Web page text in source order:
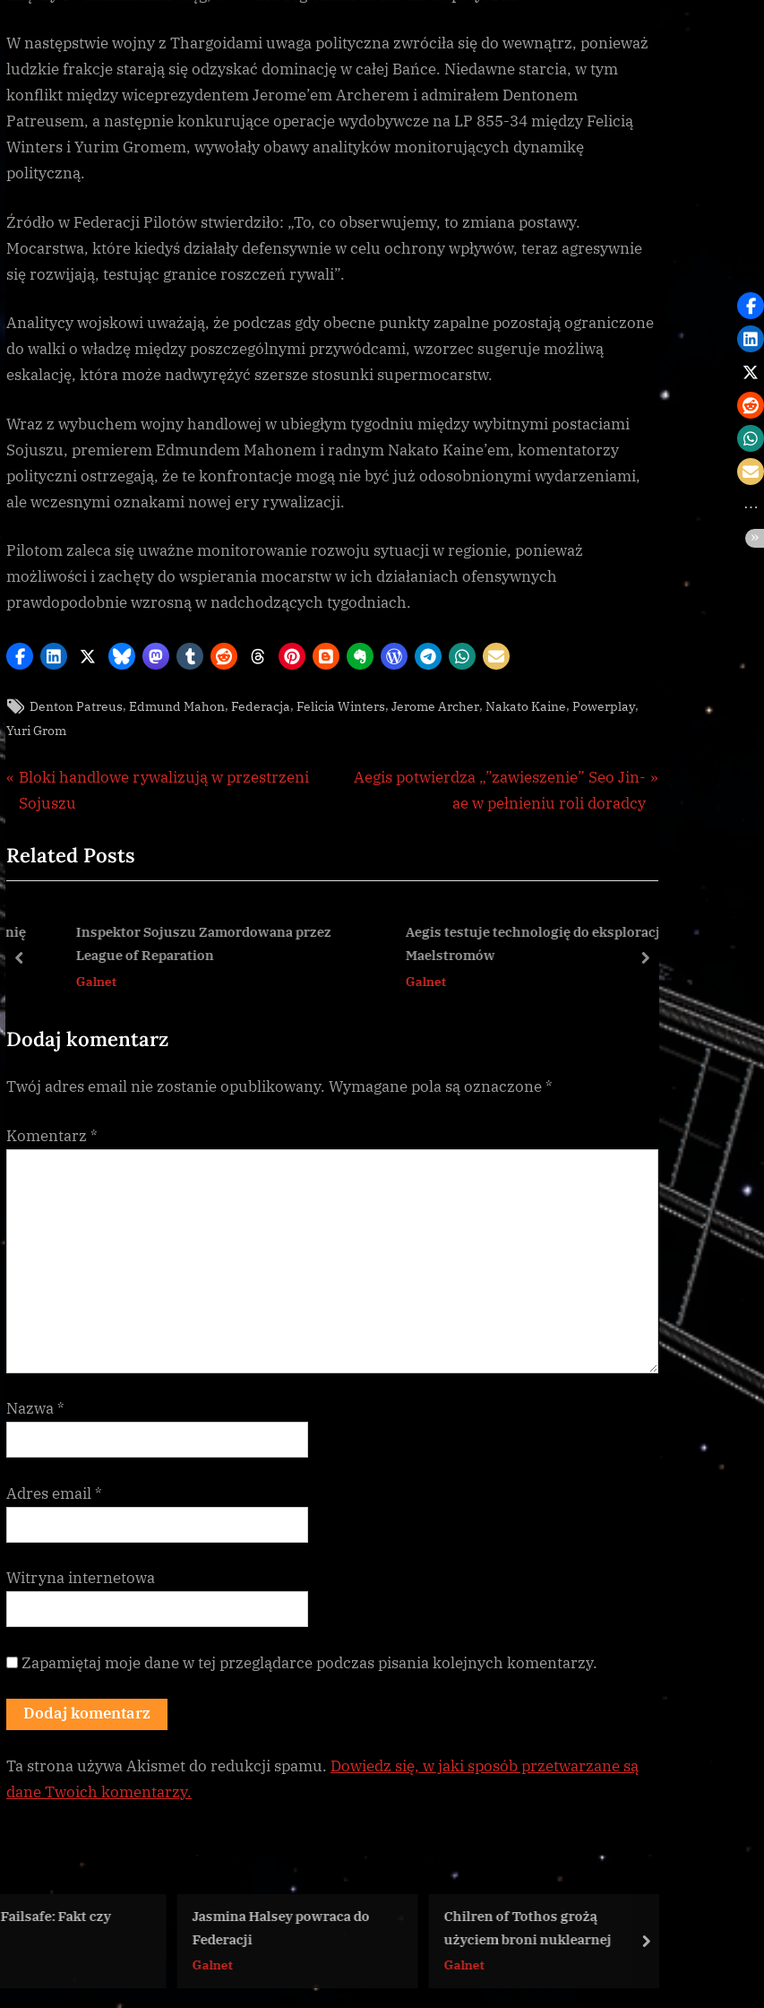
W następstwie wojny z Thargoidami uwaga polityczna zwróciła się do wewnątrz, ponieważ
ludzkie frakcje starają się odzyskać dominację w całej Bańce. Niedawne starcia, w tym
konflikt między wiceprezydentem Jerome’em Archerem i admirałem Dentonem
Patreusem, a następnie konkurujące operacje wydobywcze na LP 855-34 między Felicią
Winters i Yurim Gromem, wywołały obawy analityków monitorujących dynamikę
polityczną.
Źródło w Federacji Pilotów stwierdziło: „To, co obserwujemy, to zmiana postawy.
Mocarstwa, które kiedyś działały defensywnie w celu ochrony wpływów, teraz agresywnie
się rozwijają, testując granice roszczeń rywali”.
Analitycy wojskowi uważają, że podczas gdy obecne punkty zapalne pozostają ograniczone
do walki o władzę między poszczególnymi przywódcami, wzorzec sugeruje możliwą
eskalację, która może nadwyrężyć szersze stosunki supermocarstw.
Wraz z wybuchem wojny handlowej w ubiegłym tygodniu między wybitnymi postaciami
Sojuszu, premierem Edmundem Mahonem i radnym Nakato Kaine’em, komentatorzy
polityczni ostrzegają, że te konfrontacje mogą nie być już odosobnionymi wydarzeniami,
ale wczesnymi oznakami nowej ery rywalizacji.
Pilotom zaleca się uważne monitorowanie rozwoju sytuacji w regionie, ponieważ
możliwości i zachęty do wspierania mocarstw w ich działaniach ofensywnych
prawdopodobnie wzrosną w nadchodzących tygodniach.
GalnetTags:
Denton Patreus, Edmund Mahon, Federacja, Felicia Winters, Jerome Archer, Nakato Kaine, Powerplay,
Yuri Grom
Nawigacja
P
r
v
i
u
s
s
:
Bloki handlowe rywalizują w przestrzeni
Sojuszu
N
P
Aegis potwierdza „”zawieszenie” Seo Jin-
ae w pełnieniu roli doradcy
Related Posts
Inspektor Sojuszu Zamordowana przez
League of Reparation
Galnet
Aegis testuje technologię do eksploracji
Maelstromów
Galnet
prev next
Dodaj komentarz
Twój adres email nie zostanie opublikowany. Wymagane pola są oznaczone*
Komentarz *
Nazwa*
Adres email*
Witryna internetowa
Zapamiętaj moje dane w tej przeglądarce podczas pisania kolejnych komentarzy.
Ta strona używa Akismet do redukcji spamu. Dowiedz się, w jaki sposób przetwarzane są
dane Twoich komentarzy.
Jasmina Halsey powraca do
Chilren of Tothos grożą
użyciem broni nuklearnej
Ricardo Bentonio zabiera głos.
next